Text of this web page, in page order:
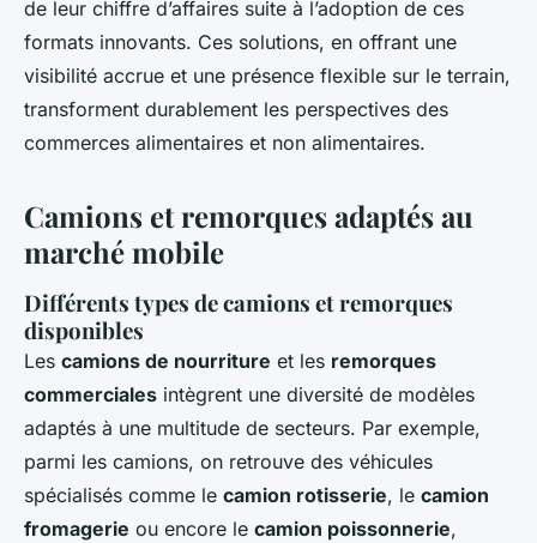
de leur chiffre d’affaires suite à l’adoption de ces
formats innovants. Ces solutions, en offrant une
visibilité accrue et une présence flexible sur le terrain,
transforment durablement les perspectives des
commerces alimentaires et non alimentaires.
Camions et remorques adaptés au
marché mobile
Différents types de camions et remorques
disponibles
Les camions de nourriture et les remorques
commerciales intègrent une diversité de modèles
adaptés à une multitude de secteurs. Par exemple,
parmi les camions, on retrouve des véhicules
spécialisés comme le camion rotisserie, le camion
fromagerie ou encore le camion poissonnerie,